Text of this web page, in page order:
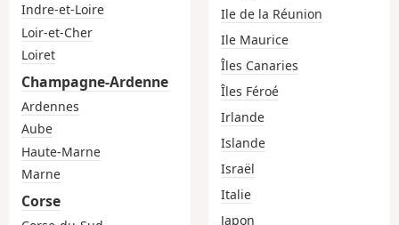
Indre-et-Loire
Loir-et-Cher
Loiret
Champagne-Ardenne
Ardennes
Aube
Haute-Marne
Marne
Corse
Ile de la Réunion
Ile Maurice
Îles Canaries
Îles Féroé
Irlande
Islande
Israël
Italie
Japon